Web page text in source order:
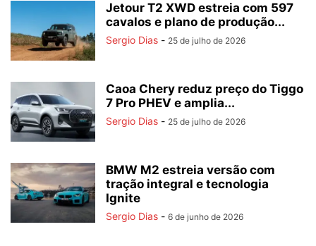
Jetour T2 XWD estreia com 597
cavalos e plano de produção...
Sergio Dias - 25 de julho de 2026
Caoa Chery reduz preço do Tiggo
7 Pro PHEV e amplia...
Sergio Dias - 25 de julho de 2026
BMW M2 estreia versão com
tração integral e tecnologia
Ignite
Sergio Dias - 6 de junho de 2026